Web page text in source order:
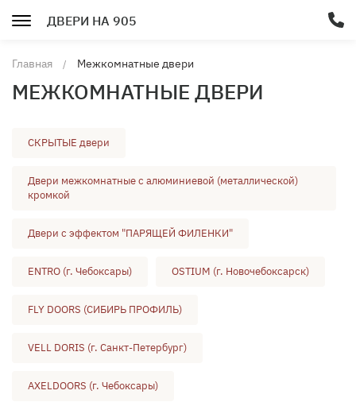
ДВЕРИ НА 905
Главная Межкомнатные двери
МЕЖКОМНАТНЫЕ ДВЕРИ
СКРЫТЫЕ двери
Двери межкомнатные с алюминиевой (металлической)
кромкой
Двери с эффектом "ПАРЯЩЕЙ ФИЛЕНКИ"
ENTRO (г. Чебоксары) OSTIUM (г. Новочебоксарск)
FLY DOORS (СИБИРЬ ПРОФИЛЬ)
VELL DORIS (г. Санкт-Петербург)
AXELDOORS (г. Чебоксары)